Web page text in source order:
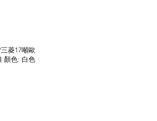
菱17噸歐
顏色: 白色